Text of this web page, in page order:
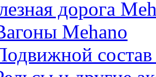
дорога
Mehano